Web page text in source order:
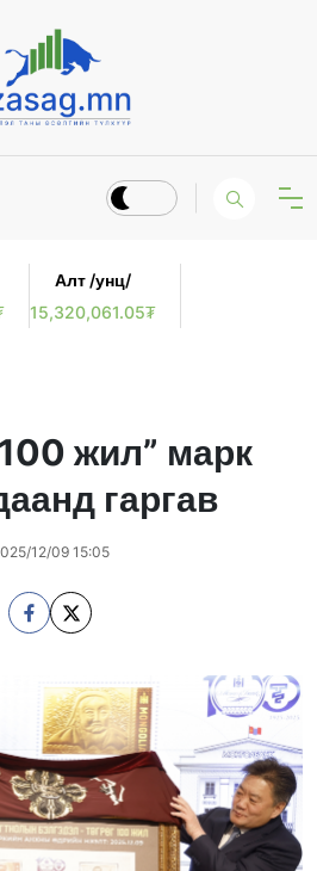
Алт /унц/
15,320,061.05₮
жил” марк
гаргав
12/09 15:05